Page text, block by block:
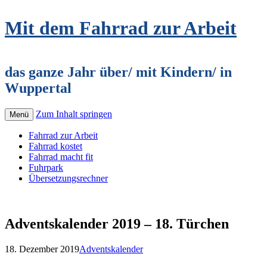
Mit dem Fahrrad zur Arbeit
das ganze Jahr über/ mit Kindern/ in
Wuppertal
Menü Zum Inhalt springen
Fahrrad zur Arbeit
Fahrrad kostet
Fahrrad macht fit
Fuhrpark
Übersetzungsrechner
Adventskalender 2019 – 18. Türchen
18. Dezember 2019Adventskalender